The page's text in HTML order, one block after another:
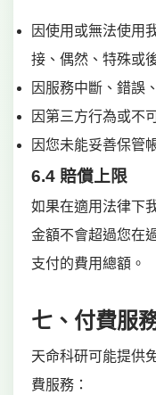
因使用或無法使用
接、偶然、特殊或
因服務中斷、錯誤
因第三方行為或不
因您未能妥善保管
6.4 賠償上限
如果在適用法律下
金額不會超過您在
支付的費用總額。
七、付費服
天命科研可能提供
費服務：